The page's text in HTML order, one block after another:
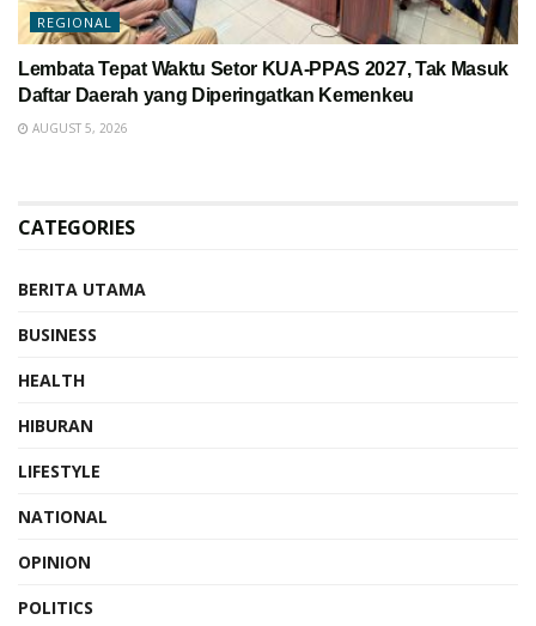
REGIONAL
Lembata Tepat Waktu Setor KUA-PPAS 2027, Tak Masuk
Daftar Daerah yang Diperingatkan Kemenkeu
AUGUST 5, 2026
CATEGORIES
BERITA UTAMA
BUSINESS
HEALTH
HIBURAN
LIFESTYLE
NATIONAL
OPINION
POLITICS